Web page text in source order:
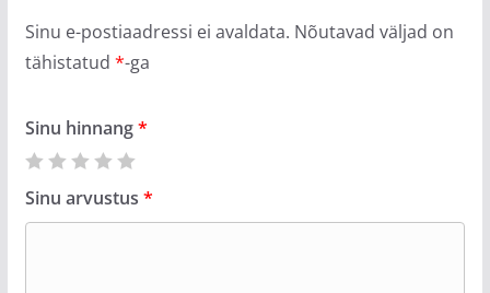
Sinu e-postiaadressi ei avaldata. Nõutavad väljad on
tähistatud *-ga
Sinu hinnang*
Sinu arvustus *